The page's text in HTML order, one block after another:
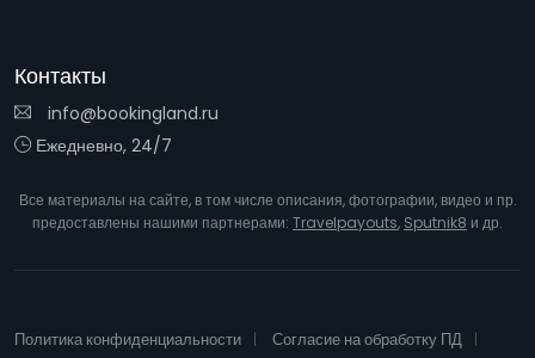
Контакты
info@bookingland.ru
Ежедневно, 24/7
Все материалы на сайте, в том числе описания, фотографии, видео и пр.
предоставлены нашими партнерами: Travelpayouts, Sputnik8 и др.
Политика конфиденциальности Согласие на обработку ПД